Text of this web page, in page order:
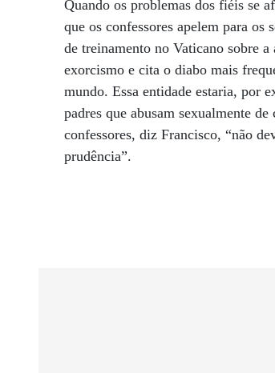
Quando os problemas dos fiéis se
que os confessores apelem para
de treinamento no Vaticano sobre
exorcismo e cita o diabo mais
mundo. Essa entidade estaria, por
padres que abusam sexualmente
confessores, diz Francisco, “não
prudência”.